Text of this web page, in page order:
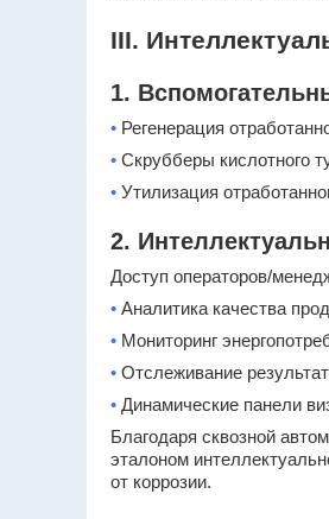
III.
1.
• Регенерация
• Скрубберы кислотного
• Утилизация
2.
Доступ операторов/
• Аналитика качества
• Мониторинг
• Отслеживание
• Динамические панели
Благодаря сквозной
эталоном
от коррозии.